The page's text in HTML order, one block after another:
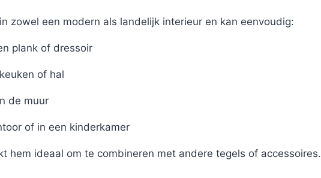
zowel een modern als landelijk interieur en kan eenvoudig:
plank of dressoir
of hal
de muur
of in een kinderkamer
hem ideaal om te combineren met andere tegels of accessoires.